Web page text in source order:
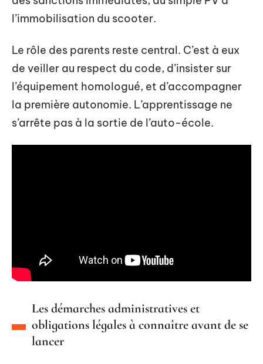
l’immobilisation du scooter.
Le rôle des parents reste central. C’est à eux
de veiller au respect du code, d’insister sur
l’équipement homologué, et d’accompagner
la première autonomie. L’apprentissage ne
s’arrête pas à la sortie de l’auto-école.
Les démarches administratives et
obligations légales à connaître avant de se
lancer